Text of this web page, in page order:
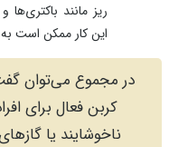
ریز مانند
این کار ممکن است به
در مجموع می‌توان
کربن فعال برای
ناخوشایند یا